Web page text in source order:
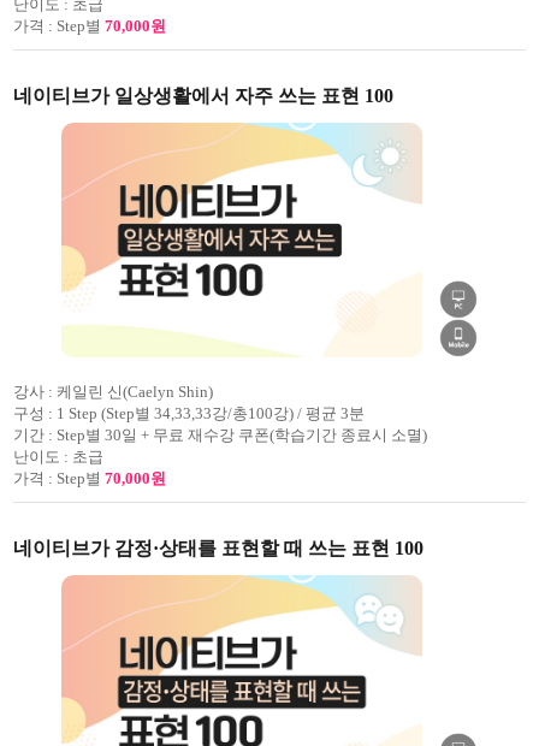
난이도 : 초급
가격 : Step별 70,000원
네이티브가 일상생활에서 자주 쓰는 표현 100
강사 : 케일린 신(Caelyn Shin)
구성 : 1 Step (Step별 34,33,33강/총100강) / 평균 3분
기간 : Step별 30일 + 무료 재수강 쿠폰(학습기간 종료시 소멸)
난이도 : 초급
가격 : Step별 70,000원
네이티브가 감정·상태를 표현할 때 쓰는 표현 100